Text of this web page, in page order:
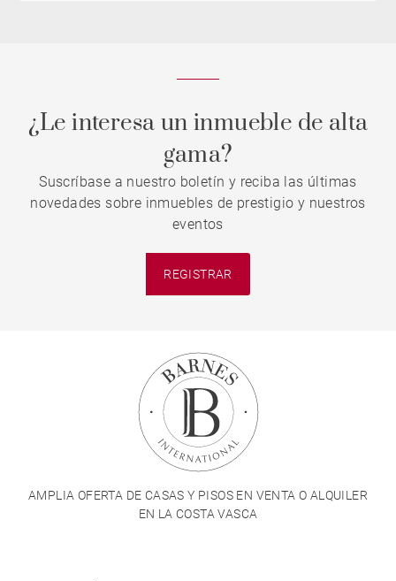
¿Le interesa un inmueble de alta
gama?
Suscríbase a nuestro boletín y reciba las últimas
novedades sobre inmuebles de prestigio y nuestros
eventos
REGISTRAR
AMPLIA OFERTA DE CASAS Y PISOS EN VENTA O ALQUILER
EN LA COSTA VASCA